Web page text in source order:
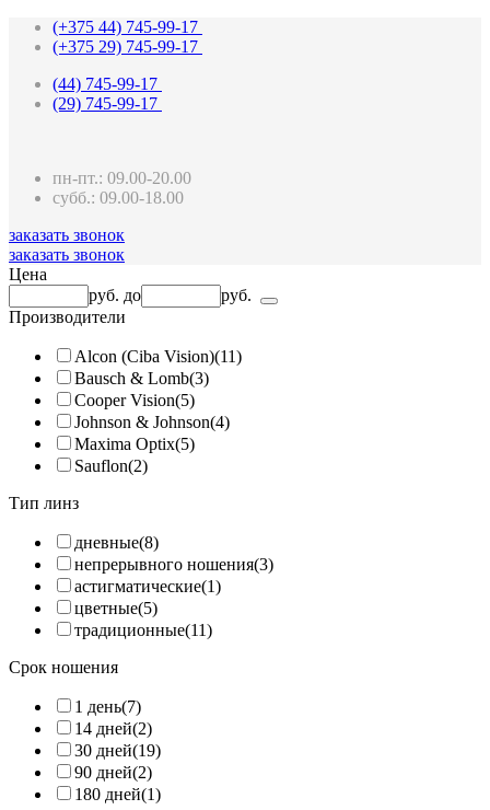
(+375 44) 745-99-17
(+375 29) 745-99-17
(44) 745-99-17
(29) 745-99-17
пн-пт.: 09.00-20.00
субб.: 09.00-18.00
заказать звонок
заказать звонок
Цена
pуб. до
pуб.
Производители
Alcon (Ciba Vision)(11)
Bausch & Lomb(3)
Cooper Vision(5)
Johnson & Johnson(4)
Maxima Optix(5)
Sauflon(2)
Тип линз
дневные(8)
непрерывного ношения(3)
астигматические(1)
цветные(5)
традиционные(11)
Cрок ношения
1 день(7)
14 дней(2)
30 дней(19)
90 дней(2)
180 дней(1)